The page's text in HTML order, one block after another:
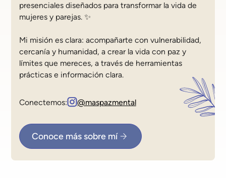
presenciales diseñados para transformar la vida de
mujeres y parejas. ✨
Mi misión es clara: acompañarte con vulnerabilidad,
cercanía y humanidad, a crear la vida con paz y
límites que mereces, a través de herramientas
prácticas e información clara.
Conectemos: @maspazmental
Conoce más sobre mí